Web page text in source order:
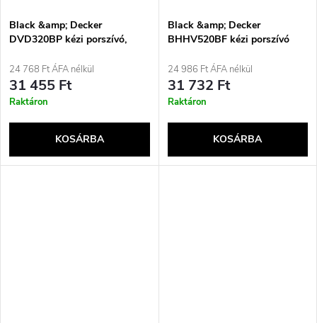
Black &amp; Decker
DVD320BP kézi porszívó,
24 768 Ft ÁFA nélkül
31 455 Ft
Raktáron
KOSÁRBA
Black &amp; Decker
BHHV520BF kézi porszívó
nélküli
24 986 Ft ÁFA nélkül
31 732 Ft
Raktáron
KOSÁRBA